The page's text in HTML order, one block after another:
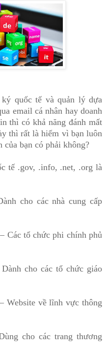
quốc tế và quản lý dựa
email cá nhân hay doanh
thì có khả năng đánh mất
thì rất là hiếm vì bạn luôn
của bạn có phải không?
tế .gov, .info, .net, .org là
cho các nhà cung cấp
Các tổ chức phi chính phủ
cho các tổ chức giáo
Website về lĩnh vực thông
cho các trang thương